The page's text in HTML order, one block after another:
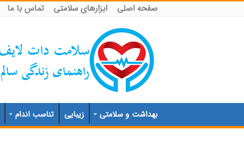
صفحه اصلی ابزارهای سلامتی تماس با ما
بهداشت و سلامتی زیبایی تناسب اندام